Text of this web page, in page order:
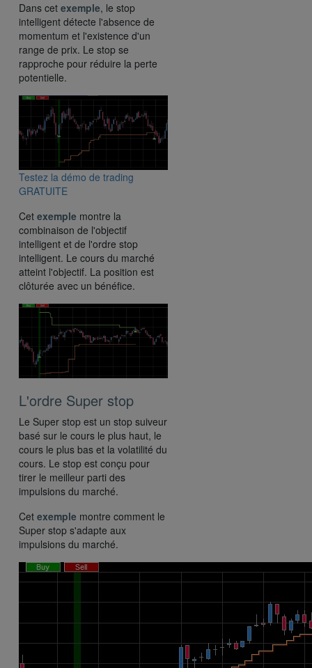
Dans cet exemple, le stop
intelligent détecte l'absence de
momentum et l'existence d'un
range de prix. Le stop se
rapproche pour réduire la perte
potentielle.
Testez la démo de trading
GRATUITE
Cet exemple montre la
combinaison de l'objectif
intelligent et de l'ordre stop
intelligent. Le cours du marché
atteint l'objectif. La position est
clôturée avec un bénéfice.
L'ordre Super stop
Le Super stop est un stop suiveur
basé sur le cours le plus haut, le
cours le plus bas et la volatilité du
cours. Le stop est conçu pour
tirer le meilleur parti des
impulsions du marché.
Cet exemple montre comment le
Super stop s'adapte aux
impulsions du marché.